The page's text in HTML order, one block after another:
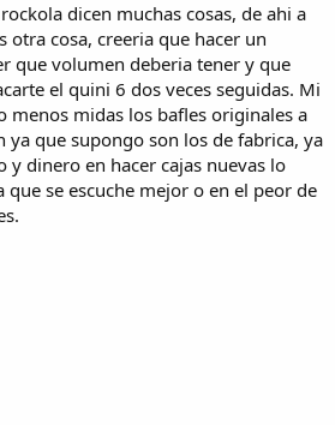
dicen muchas cosas, de ahi a
otra cosa, creeria que hacer un
que volumen deberia tener y que
el quini 6 dos veces seguidas. Mi
menos midas los bafles originales a
que supongo son los de fabrica, ya
y dinero en hacer cajas nuevas lo
que se escuche mejor o en el peor de